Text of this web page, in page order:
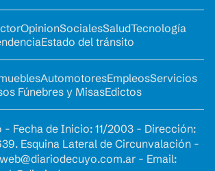
OpinionSocialesSaludTecnología
Estado del tránsito
AutomotoresEmpleosServicios
Fúnebres y MisasEdictos
- Fecha de Inicio: 11/2003 - Dirección:
Esquina Lateral de Circunvalación -
web@diariodecuyo.com.ar- Email: